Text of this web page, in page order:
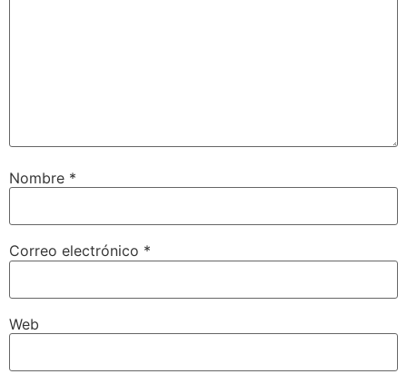
Nombre *
Correo electrónico *
Web